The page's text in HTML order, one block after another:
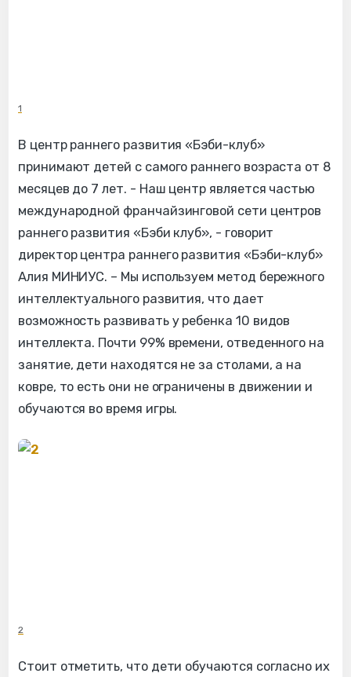
1
В центр раннего развития «Бэби-клуб»
принимают детей с самого раннего возраста от 8
месяцев до 7 лет. - Наш центр является частью
международной франчайзинговой сети центров
раннего развития «Бэби клуб», - говорит
директор центра раннего развития «Бэби-клуб»
Алия МИНИУС. – Мы используем метод бережного
интеллектуального развития, что дает
возможность развивать у ребенка 10 видов
интеллекта. Почти 99% времени, отведенного на
занятие, дети находятся не за столами, а на
ковре, то есть они не ограничены в движении и
обучаются во время игры.
2
Стоит отметить, что дети обучаются согласно их